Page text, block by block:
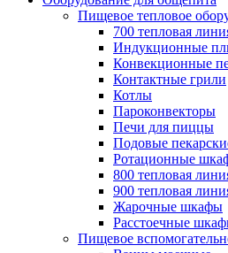
Пищевое тепловое
700 тепловая
Индукционные
Конвекционные
Контактные грили
Котлы
Пароконвекторы
Печи для пиццы
Подовые
Ротационные
800 тепловая
900 тепловая
Жарочные шкафы
Расстоечные
Пищевое